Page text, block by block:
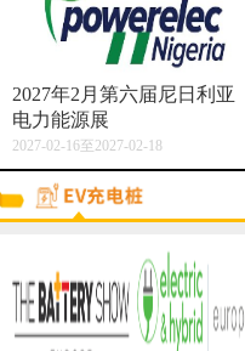
2027年2月第六届尼日利亚
电力能源展
2027-02-16至2027-02-18